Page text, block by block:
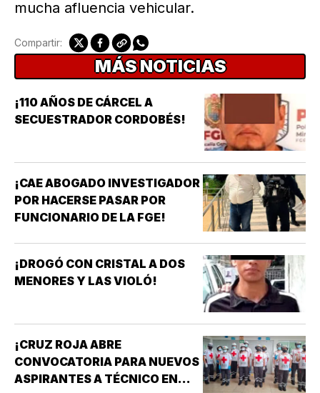
mucha afluencia vehicular.
Compartir:
MÁS NOTICIAS
¡110 AÑOS DE CÁRCEL A
SECUESTRADOR CORDOBÉS!
¡CAE ABOGADO INVESTIGADOR
POR HACERSE PASAR POR
FUNCIONARIO DE LA FGE!
¡DROGÓ CON CRISTAL A DOS
MENORES Y LAS VIOLÓ!
¡CRUZ ROJA ABRE
CONVOCATORIA PARA NUEVOS
ASPIRANTES A TÉCNICO EN